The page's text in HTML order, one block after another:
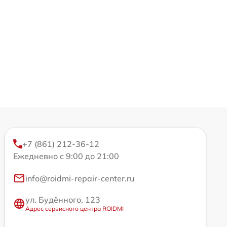
+7 (861) 212-36-12
Ежедневно с 9:00 до 21:00
info@roidmi-repair-center.ru
ул. Будённого, 123
Адрес сервисного центра ROIDMI